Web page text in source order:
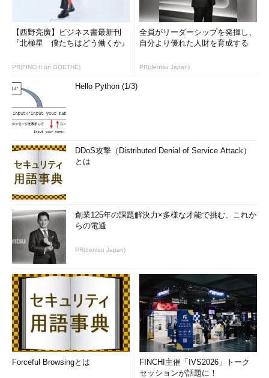
【西野亮廣】ビジネス書最新刊
『北極星 僕たちはどう働くか』
PR(FINCHI on GOETHE)
全員がリーダーシップを発揮し、
自分より優れた人財を育成する
PR(dentsu Japan)
Hello Python (1/3)
DDoS攻撃（Distributed Denial of Service Attack）
とは
創業125年の課題解決力×多様な才能で挑む、これか
らの電通
PR(dentsu Japan)
Forceful Browsingとは
FINCHI主催「IVS2026」トーク
セッションが話題に！